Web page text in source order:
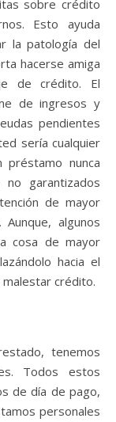
sobre crédito
Esto ayuda
la patologí­a del
hacerse amiga
de crédito. El
de ingresos y
pendientes
serí­a cualquier
nunca
garantizados
de mayor
algunos
cosa de mayor
hacia el
crédito.
tenemos
Todos estos
de día de pago,
personales